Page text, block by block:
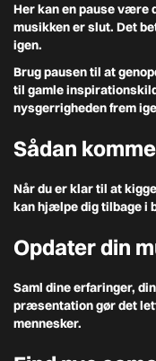
Her kan en pause være
musikken er slut. Det
igen.
Brug pausen til at
til gamle
nysgerrigheden frem
Sådan
Når du er klar til at
kan hjælpe dig tilbage i
Opdater din
Saml dine erfaringer,
præsentation gør det
mennesker.